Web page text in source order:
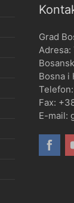
Grad
Adresa:
Bosna i
Fax:
E-mail: